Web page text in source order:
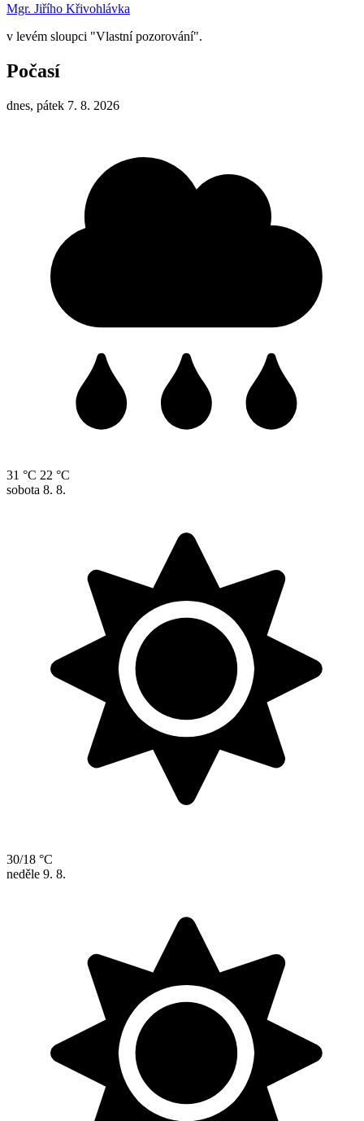
Mgr. Jiřího Křivohlávka
v levém sloupci "Vlastní pozorování".
Počasí
dnes, pátek 7. 8. 2026
31 °C 22 °C
sobota 8. 8.
30/18 °C
neděle 9. 8.